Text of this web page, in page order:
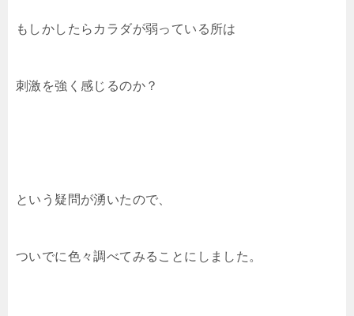
もしかしたらカラダが弱っている所は
刺激を強く感じるのか？
という疑問が湧いたので、
ついでに色々調べてみることにしました。